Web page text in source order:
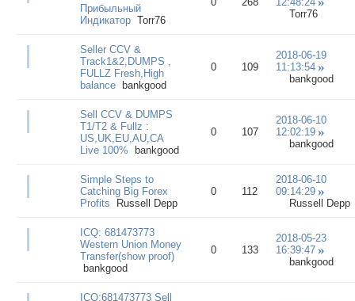
Прибыльный
Индикатор Torr76
Torr76
Seller CCV &
Track1&2,DUMPS ,
FULLZ Fresh,High
balance bankgood
0 109
2018-06-19
11:13:54
bankgood
Sell CCV & DUMPS
T1/T2 & Fullz :
US,UK,EU,AU,CA
Live 100% bankgood
0 107
2018-06-10
12:02:19
bankgood
Simple Steps to
Catching Big Forex
Profits
Russell Depp
0 112
2018-06-10
09:14:29
Russell Depp
ICQ: 681473773
Western Union Money
Transfer(show proof)
bankgood
0 133
2018-05-23
16:39:47
bankgood
ICQ:681473773 Sell